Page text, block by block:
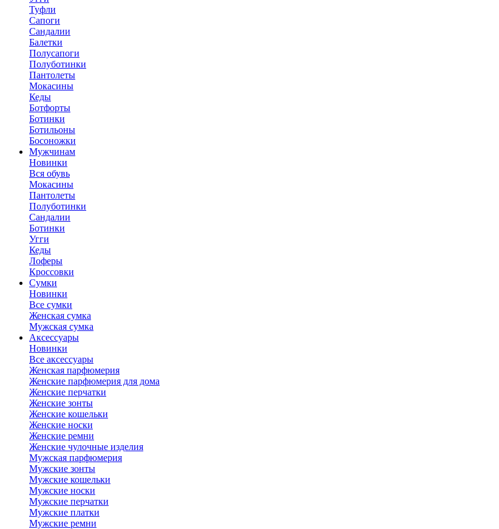
Туфли
Сапоги
Сандалии
Балетки
Полусапоги
Полуботинки
Пантолеты
Мокасины
Кеды
Ботфорты
Ботинки
Ботильоны
Босоножки
Мужчинам
Новинки
Вся обувь
Мокасины
Пантолеты
Полуботинки
Сандалии
Ботинки
Угги
Кеды
Лоферы
Кроссовки
Сумки
Новинки
Все сумки
Женская сумка
Мужская сумка
Аксессуары
Новинки
Все аксессуары
Женская парфюмерия
Женские парфюмерия для дома
Женские перчатки
Женские зонты
Женские кошельки
Женские носки
Женские ремни
Женские чулочные изделия
Мужская парфюмерия
Мужские зонты
Мужские кошельки
Мужские носки
Мужские перчатки
Мужские платки
Мужские ремни